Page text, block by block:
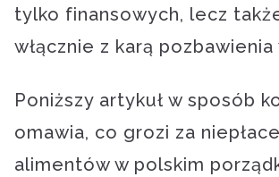
tylko finansowych, lecz
włącznie z karą
Poniższy artykuł w sposób
omawia, co grozi za
alimentów w polskim